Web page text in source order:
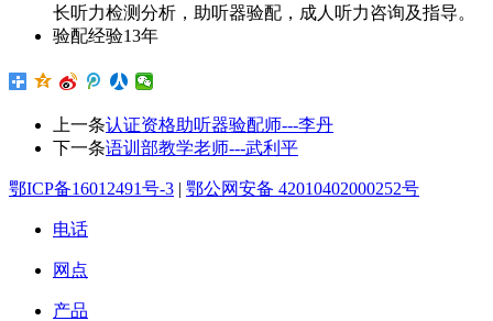
长听力检测分析，助听器验配，成人听力咨询及指导。
验配经验13年
上一条认证资格助听器验配师---李丹
下一条语训部教学老师---武利平
鄂ICP备16012491号-3 | 鄂公网安备 42010402000252号
电话
网点
产品